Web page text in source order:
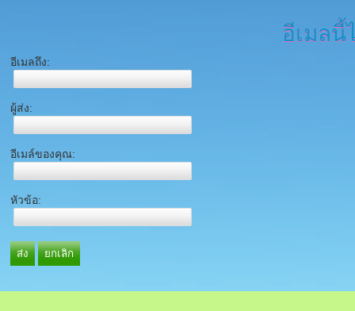
อีเมลนี้
อีเมลถึง:
ผู้ส่ง:
อีเมล์ของคุณ:
หัวข้อ:
ส่ง ยกเลิก